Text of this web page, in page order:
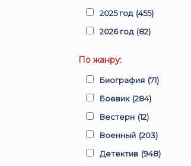
2025 год (455)
2026 год (82)
По жанру:
Биография (71)
Боевик (284)
Вестерн (12)
Военный (203)
Детектив (948)